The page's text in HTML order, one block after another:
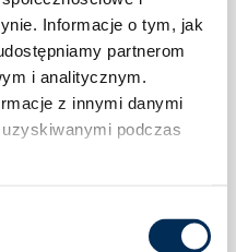
Informacje o tym, jak
partnerom
i analitycznym.
z innymi danymi
podczas